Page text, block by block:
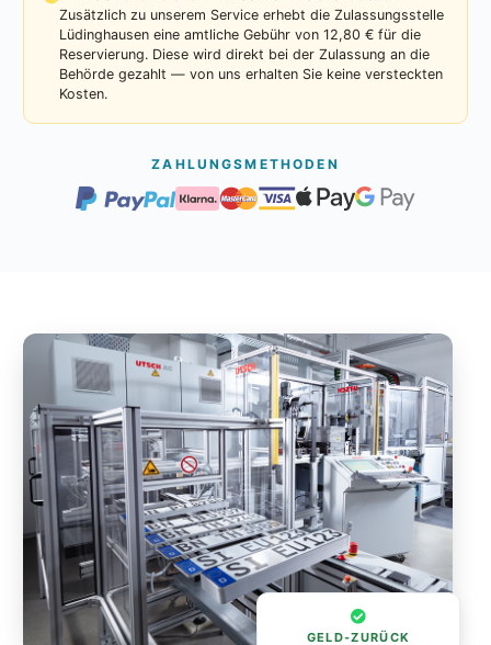
Zusätzlich zu unserem Service erhebt die Zulassungsstelle
Lüdinghausen eine amtliche Gebühr von 12,80 € für die
Reservierung. Diese wird direkt bei der Zulassung an die
Behörde gezahlt — von uns erhalten Sie keine versteckten
Kosten.
ZAHLUNGSMETHODEN
GELD-ZURÜCK